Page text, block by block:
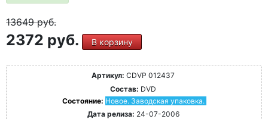
13649руб.
2372 руб. В корзину
Артикул: CDVP 012437
Состав: DVD
Состояние: Новое. Заводская упаковка.
Дата релиза: 24-07-2006